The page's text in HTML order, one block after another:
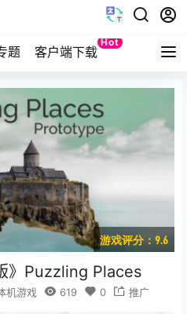
题 客户端下载
Hot
Quest
游戏评分：9.6
》Puzzling Places
机游戏 619 0 推广